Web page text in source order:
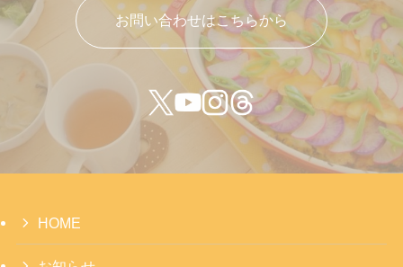
お問い合わせはこちらから
HOME